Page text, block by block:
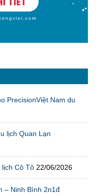
PrecisionViệt Nam du
lịch Quan Lạn
lịch Cô Tô 22/06/2026
– Ninh Bình 2n1đ